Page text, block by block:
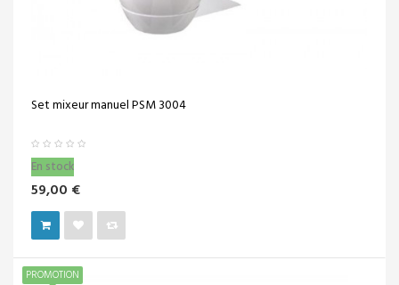
Set mixeur manuel PSM 3004
En stock
59,00 €
PROMOTION